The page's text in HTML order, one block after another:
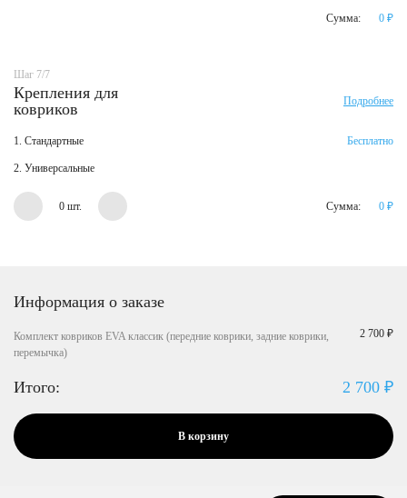
Сумма: 0 ₽
Шаг 7/7
Крепления для
ковриков
Подробнее
1. Стандартные Бесплатно
2. Универсальные
0 шт. Сумма: 0 ₽
Информация о заказе
Комплект ковриков EVA классик (передние коврики, задние коврики,
перемычка)
2 700 ₽
Итого: 2 700 ₽
В корзину